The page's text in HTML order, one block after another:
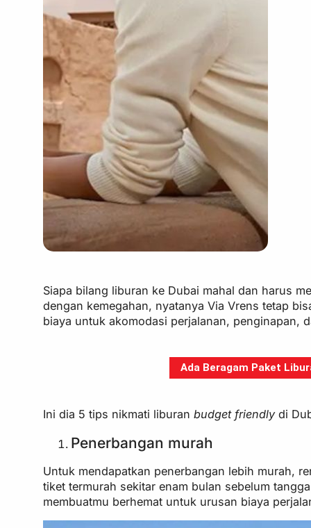
Siapa bilang liburan ke Dubai mahal dan harus
dengan kemegahan, nyatanya Via Vrens tetap
biaya untuk akomodasi perjalanan, penginapan,
Ada Beragam Paket
Ini dia 5 tips nikmati liburanbudget friendlydi
Penerbangan murah
Untuk mendapatkan penerbangan lebih murah,
tiket termurah sekitar enam bulan sebelum
membuatmu berhemat untuk urusan biaya